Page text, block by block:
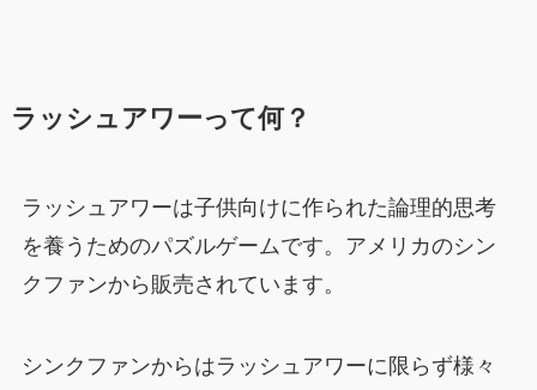
ラッシュアワーって何？
ラッシュアワーは子供向けに作られた論理的思考
を養うためのパズルゲームです。アメリカのシン
クファンから販売されています。
シンクファンからはラッシュアワーに限らず様々